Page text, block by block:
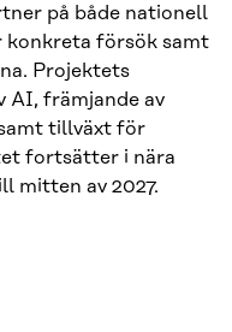
på både nationell
konkreta försök samt
Projektets
AI, främjande av
tillväxt för
fortsätter i nära
mitten av 2027.